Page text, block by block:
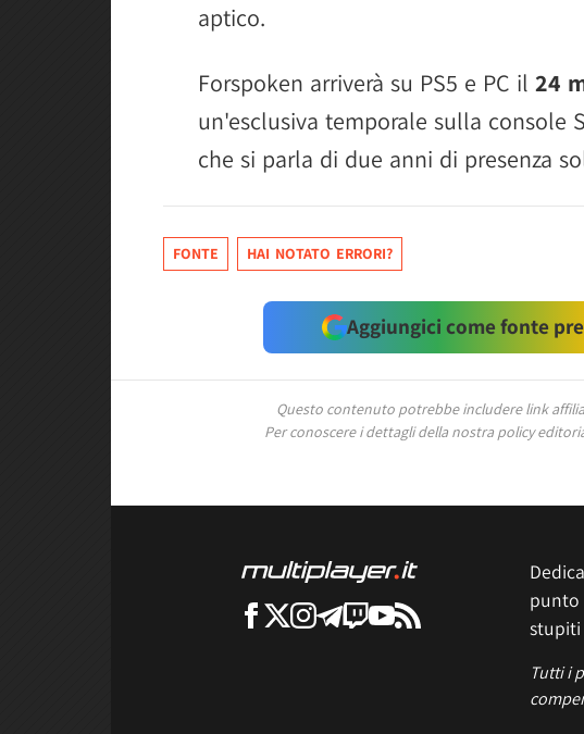
aptico.
Forspoken arriverà su PS5 e PC il 24
un'esclusiva temporale sulla console
che si parla di due anni di presenza
FONTE HAI NOTATO ERRORI?
Aggiungici come fonte
Questo contenuto potrebbe includere link
Per conoscere i dettagli della nostra policy
punto
stupiti
Tutti i